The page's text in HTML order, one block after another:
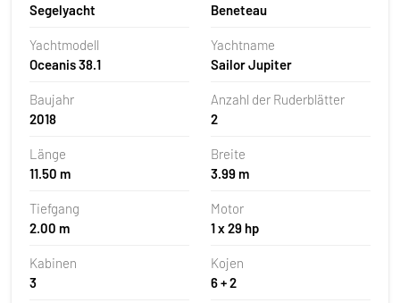
Segelyacht
Beneteau
Yachtmodell
Oceanis 38.1
Yachtname
Sailor Jupiter
Baujahr
2018
Anzahl der Ruderblätter
2
Länge
11.50 m
Breite
3.99 m
Tiefgang
2.00 m
Motor
1 x 29 hp
Kabinen
3
Kojen
6 + 2